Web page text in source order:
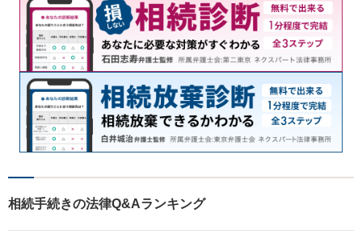
相続手続きの法律Q&Aランキング